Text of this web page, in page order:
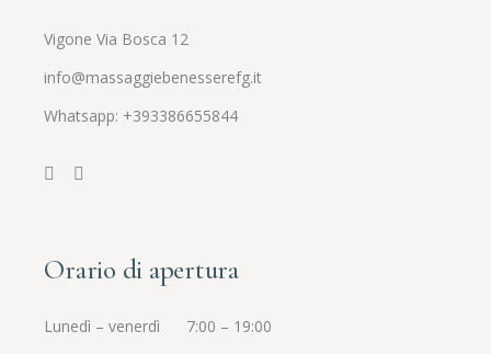
Vigone Via Bosca 12
info@massaggiebenesserefg.it
Whatsapp: +393386655844
Orario di apertura
Lunedì – venerdì 7:00 – 19:00